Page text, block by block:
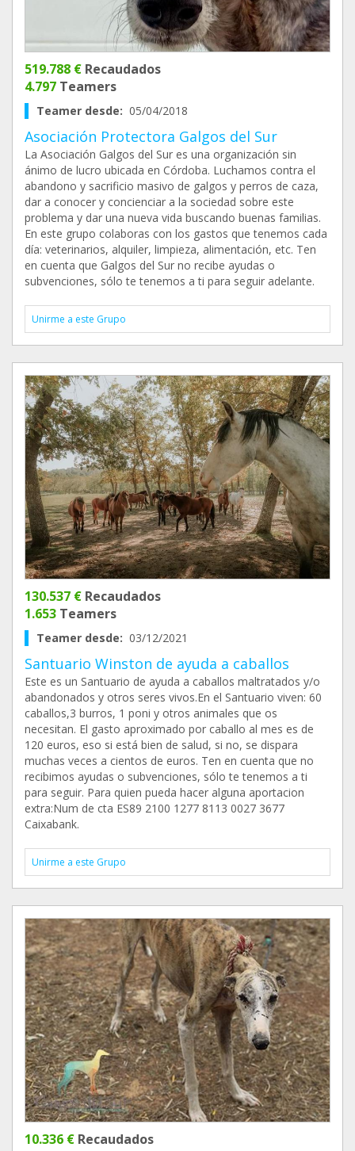
519.788 € Recaudados
4.797 Teamers
Teamer desde: 05/04/2018
Asociación Protectora Galgos del Sur
La Asociación Galgos del Sur es una organización sin
ánimo de lucro ubicada en Córdoba. Luchamos contra el
abandono y sacrificio masivo de galgos y perros de caza,
dar a conocer y concienciar a la sociedad sobre este
problema y dar una nueva vida buscando buenas familias.
En este grupo colaboras con los gastos que tenemos cada
día: veterinarios, alquiler, limpieza, alimentación, etc. Ten
en cuenta que Galgos del Sur no recibe ayudas o
subvenciones, sólo te tenemos a ti para seguir adelante.
Unirme a este Grupo
130.537 € Recaudados
1.653 Teamers
Teamer desde: 03/12/2021
Santuario Winston de ayuda a caballos
Este es un Santuario de ayuda a caballos maltratados y/o
abandonados y otros seres vivos.En el Santuario viven: 60
caballos,3 burros, 1 poni y otros animales que os
necesitan. El gasto aproximado por caballo al mes es de
120 euros, eso si está bien de salud, si no, se dispara
muchas veces a cientos de euros. Ten en cuenta que no
recibimos ayudas o subvenciones, sólo te tenemos a ti
para seguir. Para quien pueda hacer alguna aportacion
extra:Num de cta ES89 2100 1277 8113 0027 3677
Caixabank.
Unirme a este Grupo
10.336 € Recaudados